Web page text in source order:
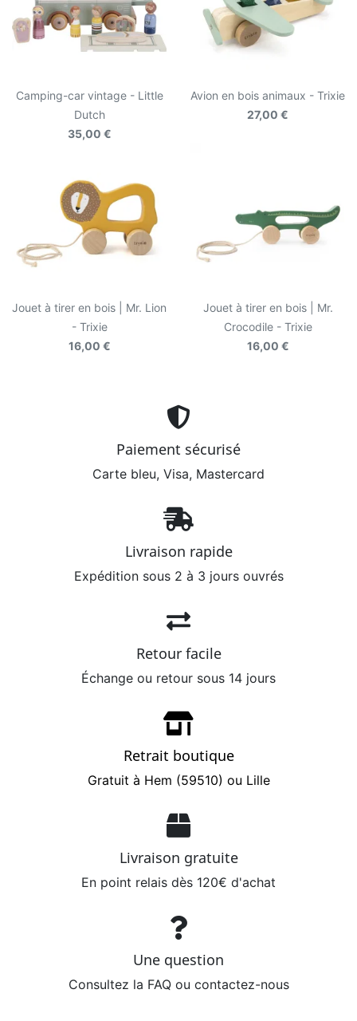
Camping-car vintage - Little
Dutch
35,00 €
Avion en bois animaux - Trixie
27,00 €
Jouet à tirer en bois | Mr. Lion
- Trixie
16,00 €
Jouet à tirer en bois | Mr.
Crocodile - Trixie
16,00 €
Paiement sécurisé
Carte bleu, Visa, Mastercard
Livraison rapide
Expédition sous 2 à 3 jours ouvrés
Retour facile
Échange ou retour sous 14 jours
Retrait boutique
Gratuit à Hem (59510) ou Lille
Livraison gratuite
En point relais dès 120€ d'achat
Une question
Consultez la FAQ ou contactez-nous